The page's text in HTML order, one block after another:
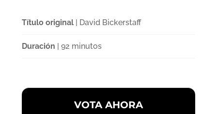
Título original| David Bickerstaff
Duración | 92 minutos
VOTA AHORA